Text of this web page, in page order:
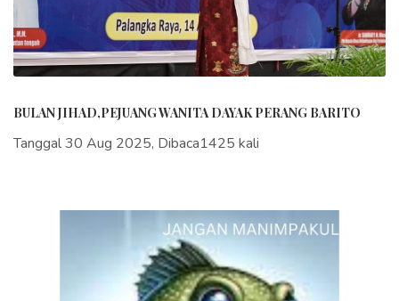
BULAN JIHAD,PEJUANG WANITA DAYAK PERANG BARITO
Tanggal 30 Aug 2025, Dibaca1425 kali